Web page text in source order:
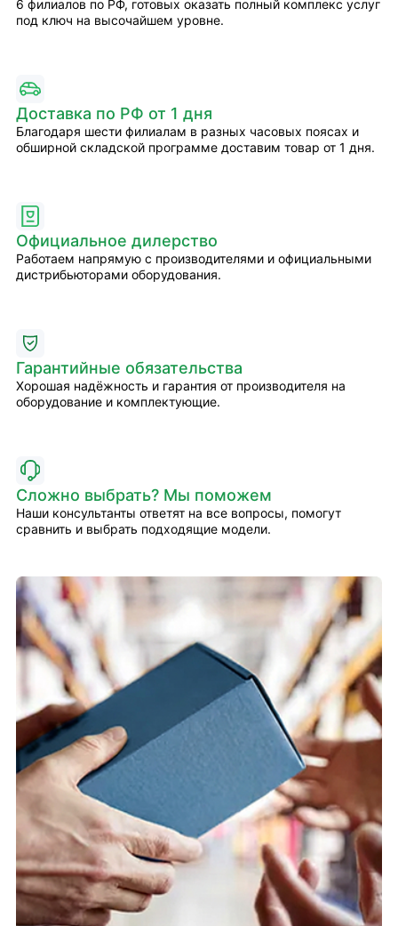
6 филиалов по РФ, готовых оказать полный комплекс услуг
под ключ на высочайшем уровне.
Доставка по РФ от 1 дня
Благодаря шести филиалам в разных часовых поясах и
обширной складской программе доставим товар от 1 дня.
Официальное дилерство
Работаем напрямую с производителями и официальными
дистрибьюторами оборудования.
Гарантийные обязательства
Хорошая надёжность и гарантия от производителя на
оборудование и комплектующие.
Сложно выбрать? Мы поможем
Наши консультанты ответят на все вопросы, помогут
сравнить и выбрать подходящие модели.